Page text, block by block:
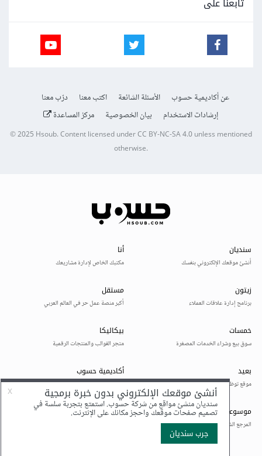
عن أكاديمية حسوب الأسئلة الشائعة اكتب معنا
درّب معنا
إرشادات الاستخدام
بيان الخصوصية مركز المساعدة
© 2025Hsoub.Content licensed underCC BY-NC-SA 4.0unless mentioned
otherwise.